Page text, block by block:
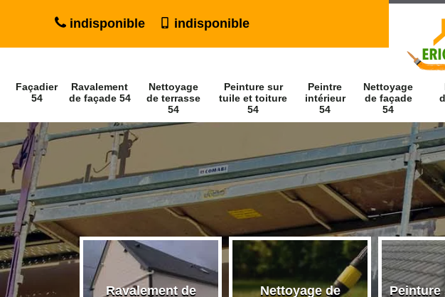
indisponible indisponible
Façadier
54
Ravalement
de façade 54
Nettoyage
de terrasse
54
Peinture sur
tuile et toiture
54
Peintre
intérieur
54
Nettoyage
de façade
54
Ravalement de
Nettoyage de
Peinture